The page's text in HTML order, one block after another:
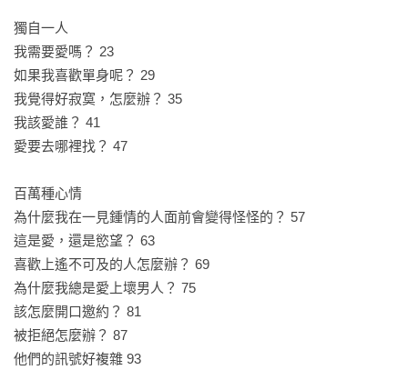
不管你是成年人還是青少年，不想戀愛、初次墜入愛河還是想
進入穩定關係，都很適合閱讀這本關於愛與關係的當代圖文指
南。
友善推薦——
「如何去愛」一直都是複雜難解的題，少數像作者這樣能以幽
（又不失可愛）。他的IG帳號Webcomic_name是許多人的精神
糧食，幾格短篇一眼就能會心一笑，而《How to Love》則以較
長篇幅和前後連貫的劇情繪出一部以愛為主軸的指南書，完整
描述了愛的各種情境，若有什麼疑難雜症，翻翻這本書就能得
到一點智慧的回應。
──A ee mi 插畫家
就是有些事，他人不一定懂，你也無法說清，但這本書可能會
獨自一人
我需要愛嗎？ 23
如果我喜歡單身呢？ 29
我覺得好寂寞，怎麼辦？ 35
我該愛誰？ 41
愛要去哪裡找？ 47
百萬種心情
為什麼我在一見鍾情的人面前會變得怪怪的？ 57
這是愛，還是慾望？ 63
喜歡上遙不可及的人怎麼辦？ 69
為什麼我總是愛上壞男人？ 75
該怎麼開口邀約？ 81
被拒絕怎麼辦？ 87
他們的訊號好複雜 93